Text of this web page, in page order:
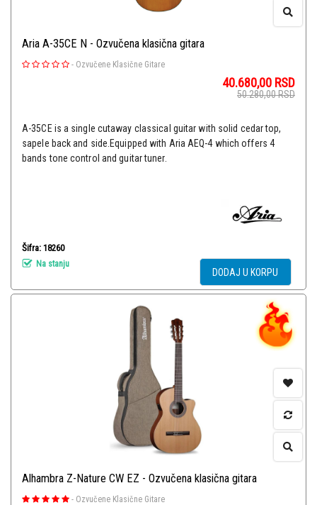
Aria A-35CE N - Ozvučena klasična gitara
- Ozvučene Klasične Gitare
40.680,00 RSD
50.280,00RSD
A-35CE is a single cutaway classical guitar with solid cedar top,
sapele back and side.Equipped with Aria AEQ-4 which offers 4
bands tone control and guitar tuner.
Šifra: 18260
Na stanju
DODAJ U KORPU
Alhambra Z-Nature CW EZ - Ozvučena klasična gitara
- Ozvučene Klasične Gitare